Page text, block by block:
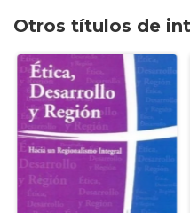
Otros títulos de